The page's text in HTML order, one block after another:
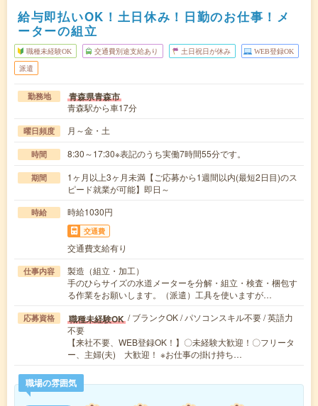
給与即払いOK！土日休み！日勤のお仕事！メ
ーターの組立
職種未経験OK 交通費別途支給あり 土日祝日が休み WEB登録OK
派遣
勤務地 青森県青森市
青森駅から車17分
曜日頻度 月～金・土
時間 8:30～17:30※表記のうち実働7時間55分です。
期間
1ヶ月以上3ヶ月未満【ご応募から1週間以内(最短2日目)のス
ピード就業が可能】即日～
時給 時給1030円
交通費
交通費支給有り
仕事内容
製造（組立・加工）
手のひらサイズの水道メーターを分解・組立・検査・梱包す
る作業をお願いします。（派遣）工具を使いますが…
応募資格 職種未経験OK / ブランクOK / パソコンスキル不要 / 英語力
不要
【来社不要、WEB登録OK！】〇未経験大歓迎！〇フリータ
ー、主婦(夫) 大歓迎！ ※お仕事の掛け持ち…
職場の雰囲気